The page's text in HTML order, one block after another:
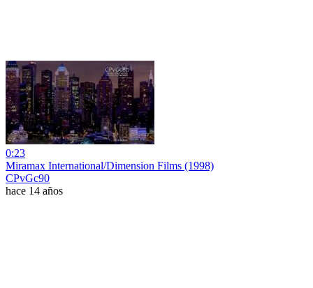
0:23
Miramax International/Dimension Films (1998)
CPvGc90
hace 14 años